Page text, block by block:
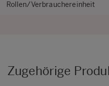
Rollen/Verbrauchereinheit
Zugehörige